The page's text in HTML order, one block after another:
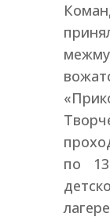
по